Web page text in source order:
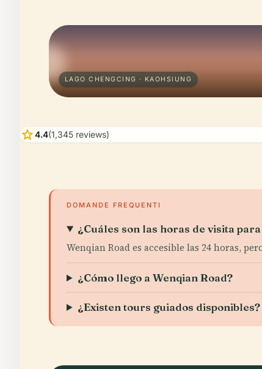
LAGO CHENGCING · KAOHSIUNG
star4.4(1,345 reviews)
DOMANDE FREQUENTI
¿Cuáles son las horas de visita
Wenqian Road es accesible las 24 horas,
¿Cómo llego a Wenqian Road?
¿Existen tours guiados disponibles?